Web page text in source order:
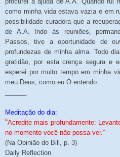
como minha vida estava vazia e em
possibilidade curadora que a
de A.A. Indo às reuniões,
Passos, tive a oportunidade de
profundezas de minha alma. Todo
gratidão, por esta crença segura e
esperei por muito tempo em minha
meu Deus, como eu O entendo.
Meditação do dia:
“Acredite mais profundamente:
no momento você não possa ver.”
(Na Opinião do Bill, p. 3)
Daily Reflection